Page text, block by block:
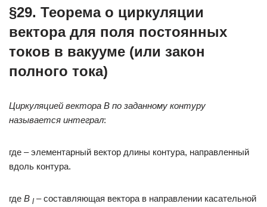
§29. Теорема о циркуляции
вектора для поля постоянных
токов в вакууме (или закон
полного тока)
Циркуляцией вектора В по заданному контуру
называется интеграл:
где – элементарный вектор длины контура, направленный
вдоль контура.
где В l – составляющая вектора в направлении касательной